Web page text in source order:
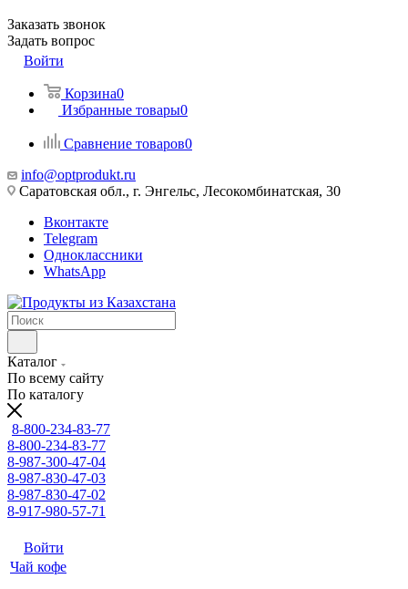
Заказать звонок
Задать вопрос
Войти
Корзина0
Избранные товары0
Сравнение товаров0
info@optprodukt.ru
Саратовская обл., г. Энгельс, Лесокомбинатская, 30
Вконтакте
Telegram
Одноклассники
WhatsApp
Каталог
По всему сайту
По каталогу
8-800-234-83-77
8-800-234-83-77
8-987-300-47-04
8-987-830-47-03
8-987-830-47-02
8-917-980-57-71
Войти
Чай кофе